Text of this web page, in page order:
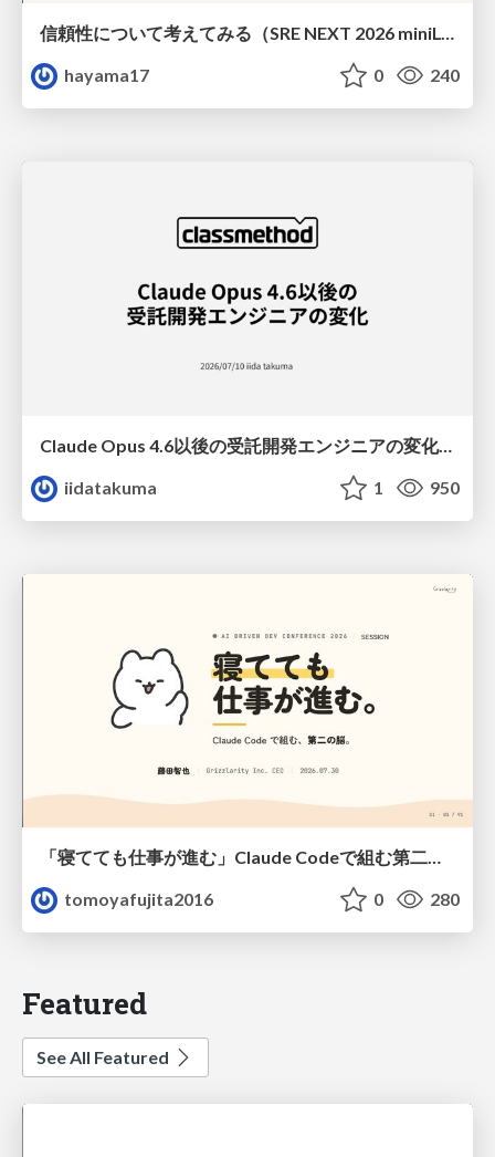
信頼性について考えてみる（SRE NEXT 2026 miniLT）
hayama17
0 240
Claude Opus 4.6以後の受託開発エンジニアの変化(Claude Code開発ノウハウ大公開スペシャルbyクラスメソッド)
iidatakuma
1 950
「寝てても仕事が進む」Claude Codeで組む第二の脳
tomoyafujita2016
0 280
Featured
See All Featured